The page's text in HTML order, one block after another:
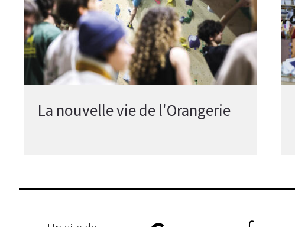
La nouvelle vie de l'Orangerie